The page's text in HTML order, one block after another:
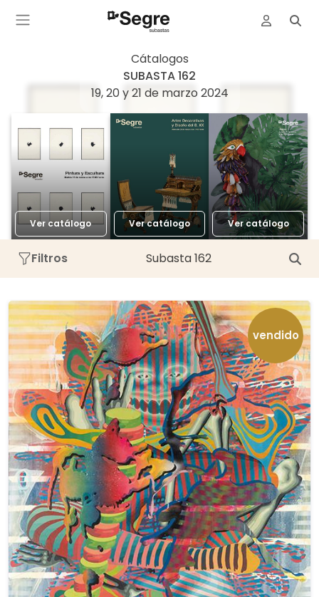
Cátalogos
SUBASTA 162
19, 20 y 21 de marzo 2024
Ver catálogo Ver catálogo Ver catálogo
Filtros Subasta 162
vendido